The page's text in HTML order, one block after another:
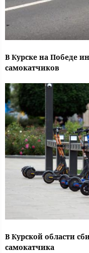
В Курске на Победе
самокатчиков
В Курской области
самокатчика